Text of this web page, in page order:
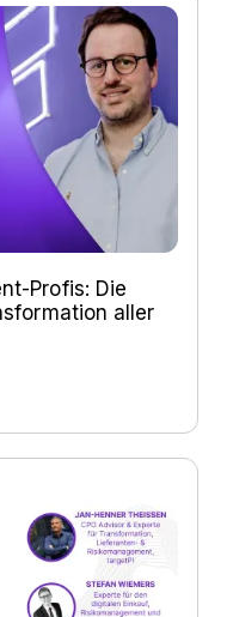
Profis: Die
aller